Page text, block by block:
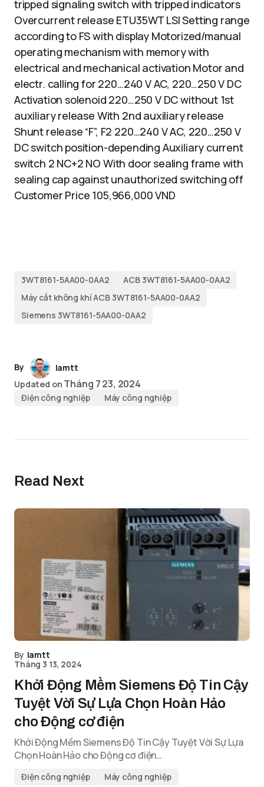
tripped signaling switch with tripped indicators
Overcurrent release ETU35WT LSI Setting range
according to FS with display Motorized/manual
operating mechanism with memory with
electrical and mechanical activation Motor and
electr. calling for 220…240 V AC, 220…250 V DC
Activation solenoid 220…250 V DC without 1st
auxiliary release With 2nd auxiliary release
Shunt release “F”, F2 220…240 V AC, 220…250 V
DC switch position-depending Auxiliary current
switch 2 NC+2 NO With door sealing frame with
sealing cap against unauthorized switching off
Customer Price 105,966,000 VND
3WT8161-5AA00-0AA2
ACB 3WT8161-5AA00-0AA2
Máy cắt không khí ACB 3WT8161-5AA00-0AA2
Siemens 3WT8161-5AA00-0AA2
By
lamtt
Updated on Tháng 7 23, 2024
Điện công nghiệp Máy công nghiệp
Read Next
By lamtt
Tháng 3 13, 2024
Khởi Động Mềm Siemens Độ Tin Cậy
Tuyệt Vời Sự Lựa Chọn Hoàn Hảo
cho Động cơ điện
Khởi Động Mềm Siemens Độ Tin Cậy Tuyệt Vời Sự Lựa
Chọn Hoàn Hảo cho Động cơ điện…
Điện công nghiệp Máy công nghiệp